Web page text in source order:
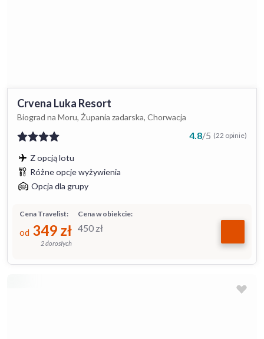
Crvena Luka Resort
Biograd na Moru, Żupania zadarska, Chorwacja
4.8/5 (22 opinie)
Z opcją lotu
Różne opcje wyżywienia
Opcja dla grupy
Cena w obiekcie:
450 zł
Cena Travelist:
od 349 zł
2 dorosłych